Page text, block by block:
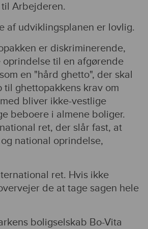
Arbejderen.
af udviklingsplanen er lovlig.
er diskriminerende,
til en afgørende
en "hård ghetto", der skal
ghettopakkens krav om
bliver ikke-vestlige
beboere i almene boliger.
ret, der slår fast, at
national oprindelse,
ret. Hvis ikke
de at tage sagen hele
boligselskab Bo-Vita